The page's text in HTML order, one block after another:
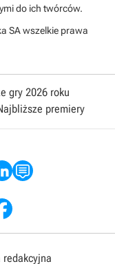
do ich twórców.
SA wszelkie prawa
gry 2026 roku
premiery
redakcyjna